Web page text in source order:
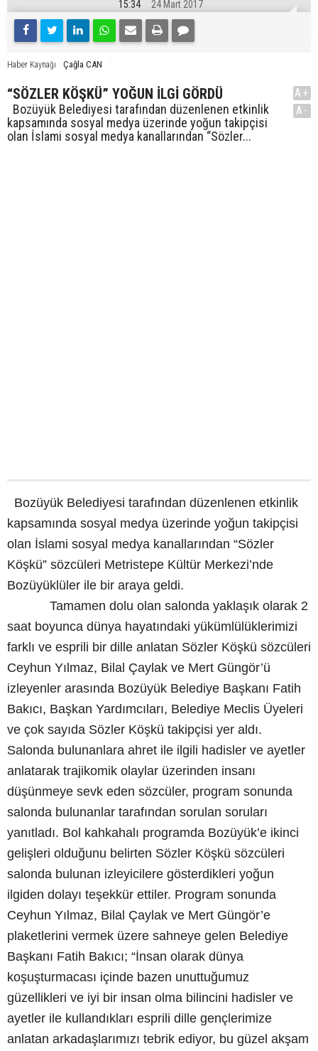
15:34 24 Mart 2017
Haber Kaynağı Çağla CAN
“SÖZLER KÖŞKÜ” YOĞUN İLGİ GÖRDÜ
Bozüyük Belediyesi tarafından düzenlenen etkinlik
kapsamında sosyal medya üzerinde yoğun takipçisi
olan İslami sosyal medya kanallarından “Sözler...
A+
A-
Bozüyük Belediyesi tarafından düzenlenen etkinlik
kapsamında sosyal medya üzerinde yoğun takipçisi
olan İslami sosyal medya kanallarından “Sözler
Köşkü” sözcüleri Metristepe Kültür Merkezi’nde
Bozüyüklüler ile bir araya geldi.
Tamamen dolu olan salonda yaklaşık olarak 2
saat boyunca dünya hayatındaki yükümlülüklerimizi
farklı ve esprili bir dille anlatan Sözler Köşkü sözcüleri
Ceyhun Yılmaz, Bilal Çaylak ve Mert Güngör’ü
izleyenler arasında Bozüyük Belediye Başkanı Fatih
Bakıcı, Başkan Yardımcıları, Belediye Meclis Üyeleri
ve çok sayıda Sözler Köşkü takipçisi yer aldı.
Salonda bulunanlara ahret ile ilgili hadisler ve ayetler
anlatarak trajikomik olaylar üzerinden insanı
düşünmeye sevk eden sözcüler, program sonunda
salonda bulunanlar tarafından sorulan soruları
yanıtladı. Bol kahkahalı programda Bozüyük’e ikinci
gelişleri olduğunu belirten Sözler Köşkü sözcüleri
salonda bulunan izleyicilere gösterdikleri yoğun
ilgiden dolayı teşekkür ettiler. Program sonunda
Ceyhun Yılmaz, Bilal Çaylak ve Mert Güngör’e
plaketlerini vermek üzere sahneye gelen Belediye
Başkanı Fatih Bakıcı; “İnsan olarak dünya
koşuşturmacası içinde bazen unuttuğumuz
güzellikleri ve iyi bir insan olma bilincini hadisler ve
ayetler ile kullandıkları esprili dille gençlerimize
anlatan arkadaşlarımızı tebrik ediyor, bu güzel akşam